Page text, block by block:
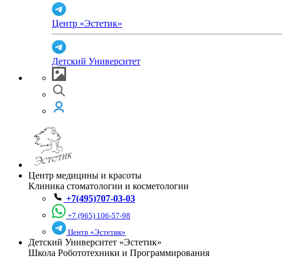
Центр «Эстетик»
Детский Университет
Центр медицины и красоты
Клиника стоматологии и косметологии
+7(495)707-03-03
+7 (965) 106-57-98
Центр «Эстетик»
Детский Университет «Эстетик»
Школа Робототехники и Программирования